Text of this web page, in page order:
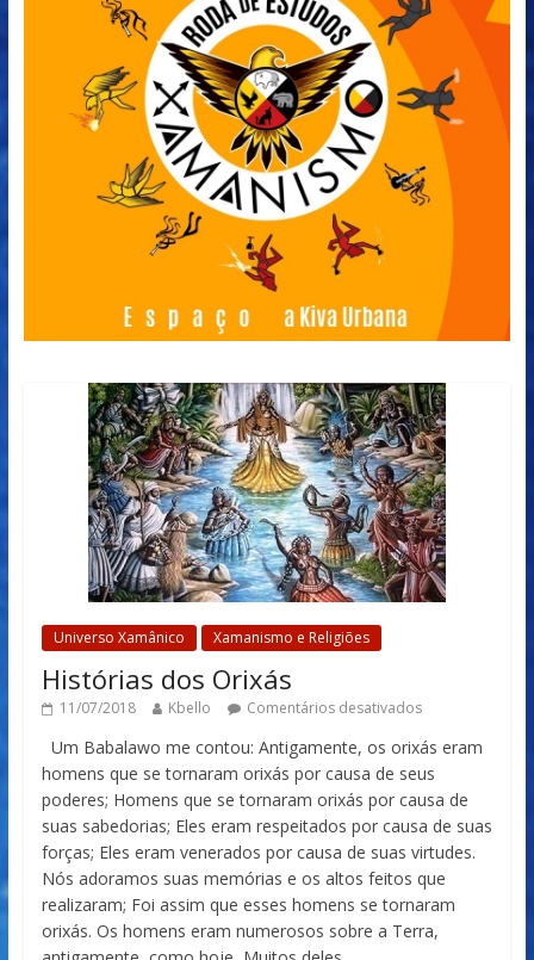
Universo Xamânico Xamanismo e Religiões
Histórias dos Orixás
11/07/2018 Kbello Comentários desativados
Um Babalawo me contou: Antigamente, os orixás eram
homens que se tornaram orixás por causa de seus
poderes; Homens que se tornaram orixás por causa de
suas sabedorias; Eles eram respeitados por causa de suas
forças; Eles eram venerados por causa de suas virtudes.
Nós adoramos suas memórias e os altos feitos que
realizaram; Foi assim que esses homens se tornaram
orixás. Os homens eram numerosos sobre a Terra,